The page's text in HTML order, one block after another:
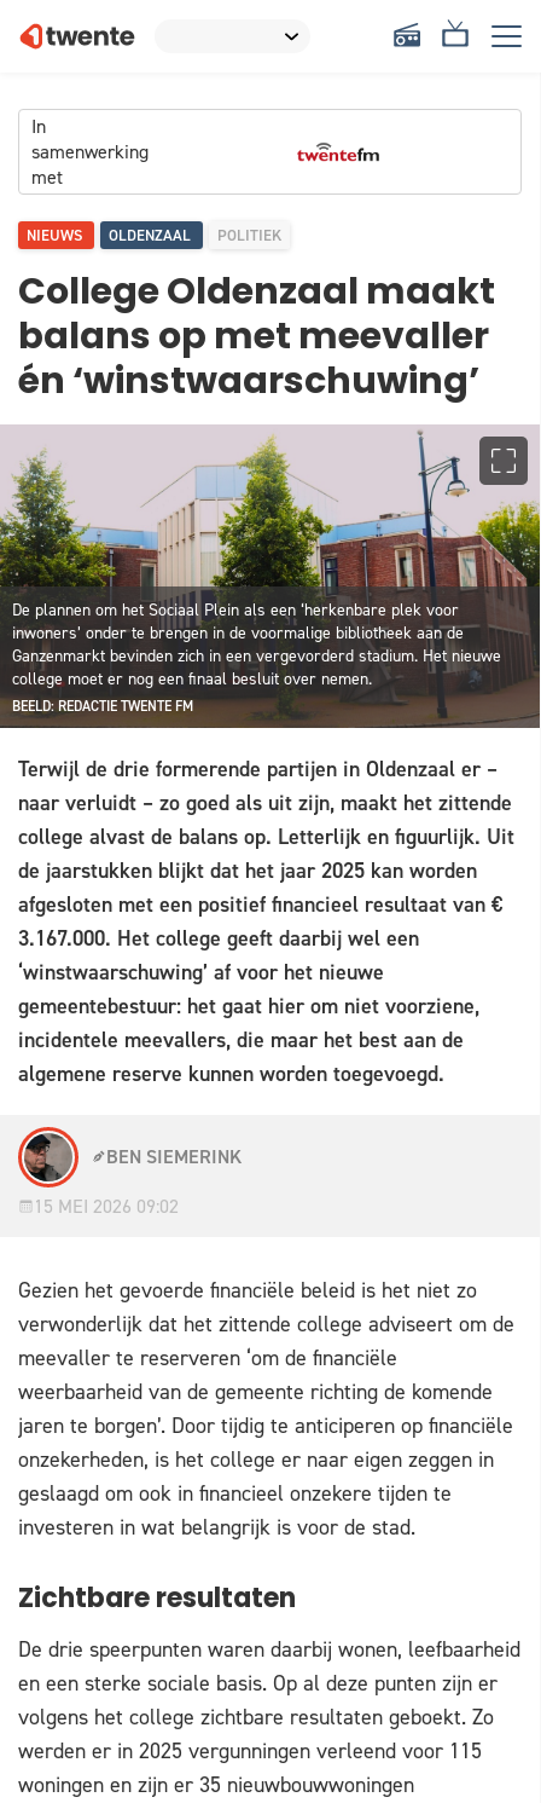
In
samenwerking
met
NIEUWS OLDENZAAL POLITIEK
College Oldenzaal maakt
balans op met meevaller
én ‘winstwaarschuwing’
De plannen om het Sociaal Plein als een ‘herkenbare plek voor
inwoners’ onder te brengen in de voormalige bibliotheek aan de
Ganzenmarkt bevinden zich in een vergevorderd stadium. Het nieuwe
college moet er nog een finaal besluit over nemen.
BEELD: REDACTIE TWENTE FM
Terwijl de drie formerende partijen in Oldenzaal er –
naar verluidt – zo goed als uit zijn, maakt het zittende
college alvast de balans op. Letterlijk en figuurlijk. Uit
de jaarstukken blijkt dat het jaar 2025 kan worden
afgesloten met een positief financieel resultaat van €
3.167.000. Het college geeft daarbij wel een
‘winstwaarschuwing’ af voor het nieuwe
gemeentebestuur: het gaat hier om niet voorziene,
incidentele meevallers, die maar het best aan de
algemene reserve kunnen worden toegevoegd.
BEN SIEMERINK
15 MEI 2026 09:02
Gezien het gevoerde financiële beleid is het niet zo
verwonderlijk dat het zittende college adviseert om de
meevaller te reserveren ‘om de financiële
weerbaarheid van de gemeente richting de komende
jaren te borgen’. Door tijdig te anticiperen op financiële
onzekerheden, is het college er naar eigen zeggen in
geslaagd om ook in financieel onzekere tijden te
investeren in wat belangrijk is voor de stad.
Zichtbare resultaten
De drie speerpunten waren daarbij wonen, leefbaarheid
en een sterke sociale basis. Op al deze punten zijn er
volgens het college zichtbare resultaten geboekt. Zo
werden er in 2025 vergunningen verleend voor 115
woningen en zijn er 35 nieuwbouwwoningen